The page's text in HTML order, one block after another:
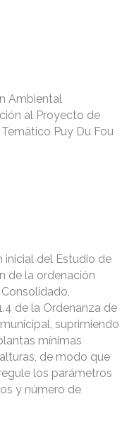
Ambiental
al Proyecto de
Puy Du Fou
inicial del Estudio de
de la ordenación
de la Ordenanza de
suprimiendo
mínimas
de modo que
los parámetros
y número de